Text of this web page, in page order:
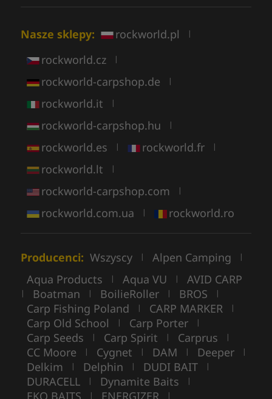
Nasze sklepy: rockworld.pl |
rockworld.cz |
rockworld-carpshop.de |
rockworld.it |
rockworld-carpshop.hu |
rockworld.es | rockworld.fr |
rockworld.lt |
rockworld-carpshop.com |
rockworld.com.ua | rockworld.ro
Producenci: Wszyscy | Alpen Camping |
Aqua Products | Aqua VU | AVID CARP
| Boatman | BoilieRoller | BROS |
Carp Fishing Poland | CARP MARKER |
Carp Old School | Carp Porter |
Carp Seeds | Carp Spirit | Carprus |
CC Moore | Cygnet | DAM | Deeper |
Delkim | Delphin | DUDI BAIT |
DURACELL | Dynamite Baits |
EKO BAITS | ENERGIZER |